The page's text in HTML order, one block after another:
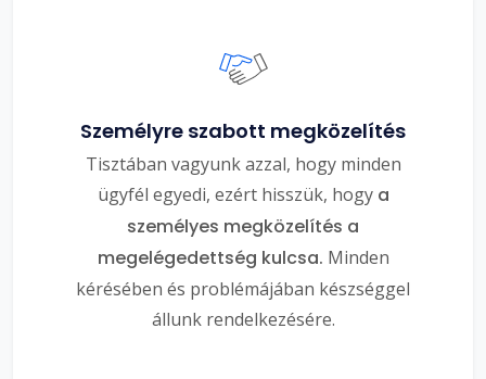
Személyre szabott megközelítés
Tisztában vagyunk azzal, hogy minden
ügyfél egyedi, ezért hisszük, hogy a
személyes megközelítés a
megelégedettség kulcsa. Minden
kérésében és problémájában készséggel
állunk rendelkezésére.